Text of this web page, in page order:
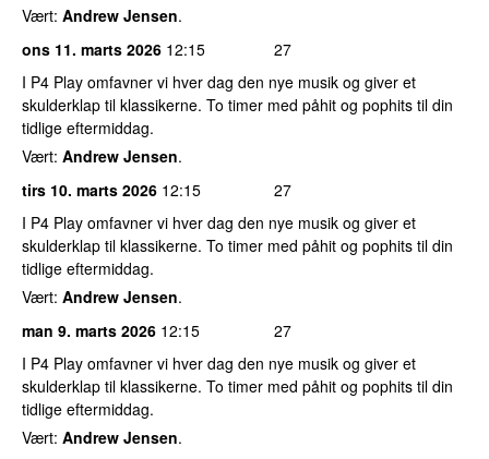
Vært: Andrew Jensen.
ons 11. marts 2026 12:15
27
I P4 Play omfavner vi hver dag den nye musik og giver et
skulderklap til klassikerne. To timer med påhit og pophits til din
tidlige eftermiddag.
Vært: Andrew Jensen.
tirs 10. marts 2026 12:15
27
I P4 Play omfavner vi hver dag den nye musik og giver et
skulderklap til klassikerne. To timer med påhit og pophits til din
tidlige eftermiddag.
Vært: Andrew Jensen.
man 9. marts 2026 12:15
27
I P4 Play omfavner vi hver dag den nye musik og giver et
skulderklap til klassikerne. To timer med påhit og pophits til din
tidlige eftermiddag.
Vært: Andrew Jensen.